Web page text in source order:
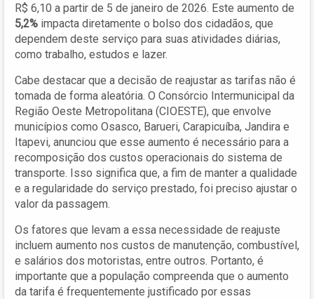
R$ 6,10 a partir de 5 de janeiro de 2026. Este aumento de
5,2% impacta diretamente o bolso dos cidadãos, que
dependem deste serviço para suas atividades diárias,
como trabalho, estudos e lazer.
Cabe destacar que a decisão de reajustar as tarifas não é
tomada de forma aleatória. O Consórcio Intermunicipal da
Região Oeste Metropolitana (CIOESTE), que envolve
municípios como Osasco, Barueri, Carapicuíba, Jandira e
Itapevi, anunciou que esse aumento é necessário para a
recomposição dos custos operacionais do sistema de
transporte. Isso significa que, a fim de manter a qualidade
e a regularidade do serviço prestado, foi preciso ajustar o
valor da passagem.
Os fatores que levam a essa necessidade de reajuste
incluem aumento nos custos de manutenção, combustível,
e salários dos motoristas, entre outros. Portanto, é
importante que a população compreenda que o aumento
da tarifa é frequentemente justificado por essas